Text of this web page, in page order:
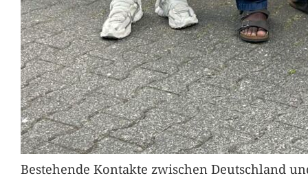
Bestehende Kontakte zwischen Deutschland